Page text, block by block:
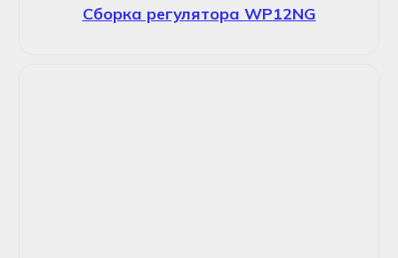
Сборка регулятора WP12NG